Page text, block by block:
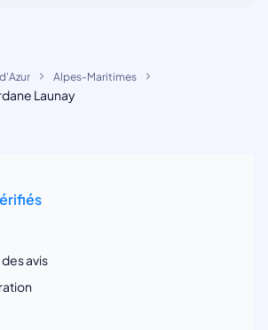
Alpes-Maritimes
Launay
avis